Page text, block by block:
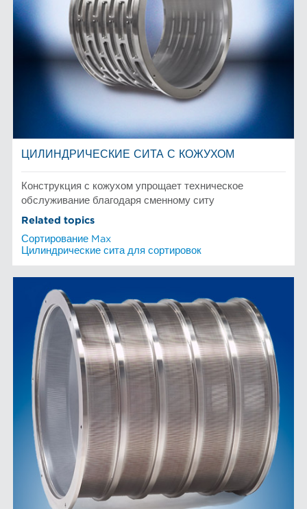
ЦИЛИНДРИЧЕСКИЕ СИТА С КОЖУХОМ
Конструкция с кожухом упрощает техническое
обслуживание благодаря сменному ситу
Related topics
Сортирование Max
Цилиндрические сита для сортировок